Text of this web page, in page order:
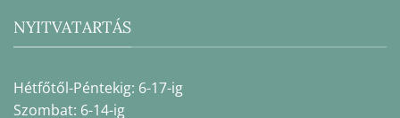
NYITVATARTÁS
Hétfőtől-Péntekig: 6-17-ig
Szombat: 6-14-ig